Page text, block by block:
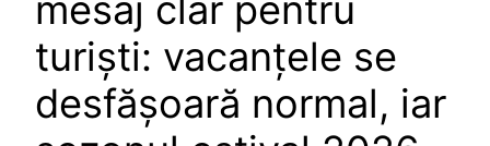
mesaj clar pentru
turiști: vacanțele se
desfășoară normal, iar